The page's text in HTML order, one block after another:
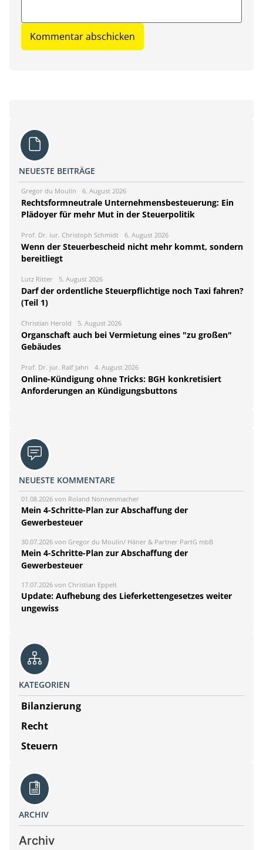
NEUESTE BEITRÄGE
Gregor du Moulin 6. August 2026
Rechtsformneutrale Unternehmensbesteuerung: Ein
Plädoyer für mehr Mut in der Steuerpolitik
Prof. Dr. iur. Christoph Schmidt 6. August 2026
Wenn der Steuerbescheid nicht mehr kommt, sondern
bereitliegt
Lutz Ritter 5. August 2026
Darf der ordentliche Steuerpflichtige noch Taxi fahren?
(Teil 1)
Christian Herold 5. August 2026
Organschaft auch bei Vermietung eines "zu großen"
Gebäudes
Prof. Dr. jur. Ralf Jahn 4. August 2026
Online-Kündigung ohne Tricks: BGH konkretisiert
Anforderungen an Kündigungsbuttons
NEUESTE KOMMENTARE
01.08.2026 von Roland Nonnenmacher
Mein 4-Schritte-Plan zur Abschaffung der
Gewerbesteuer
30.07.2026 von Gregor du Moulin/ Häner & Partner PartG mbB
Mein 4-Schritte-Plan zur Abschaffung der
Gewerbesteuer
17.07.2026 von Christian Eppelt
Update: Aufhebung des Lieferkettengesetzes weiter
ungewiss
KATEGORIEN
Bilanzierung
Recht
Steuern
ARCHIV
Archiv